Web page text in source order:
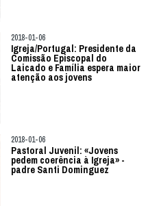
2018-01-06
Igreja/Portugal: Presidente da
Comissão Episcopal do
Laicado e Família espera maior
atenção aos jovens
2018-01-06
Pastoral Juvenil: «Jovens
pedem coerência à Igreja» -
padre Santi Dominguez